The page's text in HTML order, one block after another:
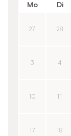
Mo Di
27 28
3 4
10 11
17 18